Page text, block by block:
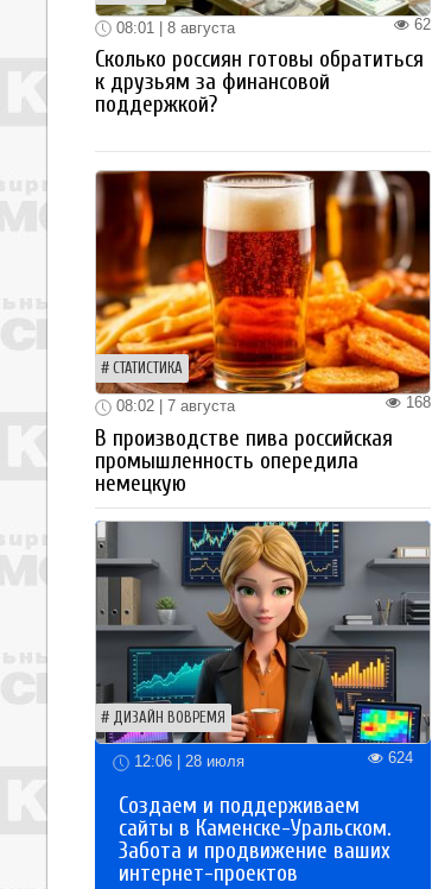
62
08:01 | 8 августа
Сколько россиян готовы обратиться
к друзьям за финансовой
поддержкой?
СТАТИСТИКА
168
08:02 | 7 августа
В производстве пива российская
промышленность опередила
немецкую
ДИЗАЙН ВОВРЕМЯ
12:06 | 28 июля 624
Создаем и поддерживаем
сайты в Каменске-Уральском.
Забота и продвижение ваших
интернет-проектов